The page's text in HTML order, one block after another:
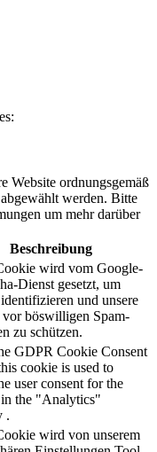
Website ordnungsgemäß
werden. Bitte
um mehr darüber
Beschreibung
wird vom Google-
Dienst gesetzt, um
und unsere
vor böswilligen Spam-
zu schützen.
GDPR Cookie Consent
cookie is used to
user consent for the
the "Analytics"
.
wird von unserem